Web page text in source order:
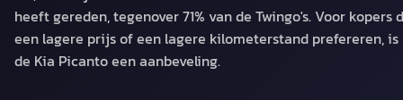
heeft gereden, tegenover 71% van de Twingo's. Voor kopers
een lagere prijs of een lagere kilometerstand prefereren, is
de Kia Picanto een aanbeveling.